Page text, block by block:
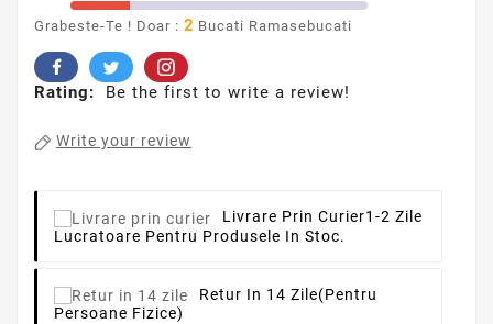
Grabeste-Te ! Doar : 2 Bucati Ramasebucati
Rating: Be the first to write a review!
Write your review
Livrare Prin Curier1-2 Zile
Lucratoare Pentru Produsele In Stoc.
Retur In 14 Zile(pentru
Persoane Fizice)